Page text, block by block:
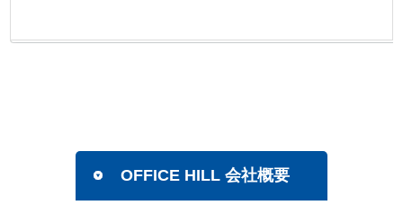
OFFICE HILL 会社概要